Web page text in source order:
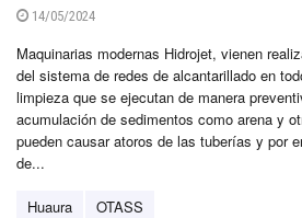
14/05/2024
Maquinarias modernas Hidrojet, vienen
del sistema de redes de alcantarillado en
limpieza que se ejecutan de manera
acumulación de sedimentos como arena y
pueden causar atoros de las tuberías y por
de...
Huaura OTASS